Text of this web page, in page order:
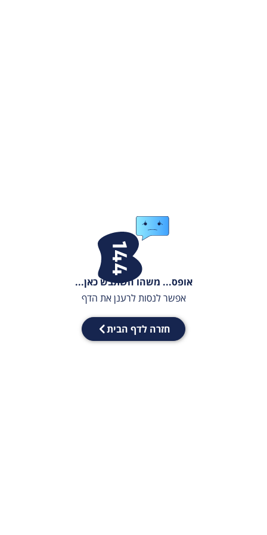
אופס... משהו השתבש כאן...
אפשר לנסות לרענן את הדף
חזרה לדף הבית